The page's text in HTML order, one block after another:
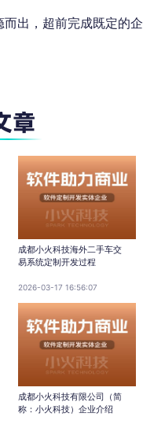
出，超前完成既定的企
成都小火科技海外二手车交
易系统定制开发过程
2026-03-17 16:56:07
成都小火科技有限公司（简
称：小火科技）企业介绍